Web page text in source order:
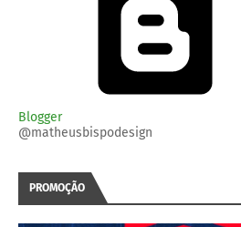
Blogger
@matheusbispodesign
PROMOÇÃO